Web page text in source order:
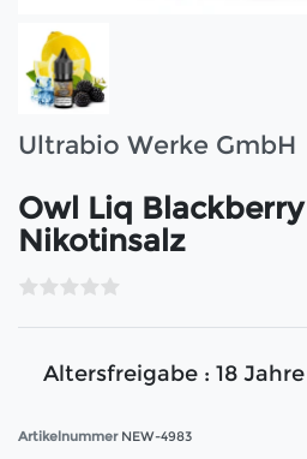
Ultrabio Werke GmbH
Owl Liq
Nikotinsalz
Altersfreigabe : 18 Jahre
Artikelnummer NEW-4983